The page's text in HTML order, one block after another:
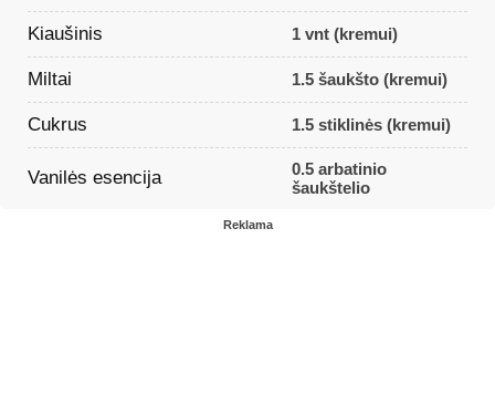
Kiaušinis 1 vnt (kremui)
Miltai 1.5 šaukšto (kremui)
Cukrus 1.5 stiklinės (kremui)
Vanilės esencija
0.5 arbatinio
šaukštelio
Reklama